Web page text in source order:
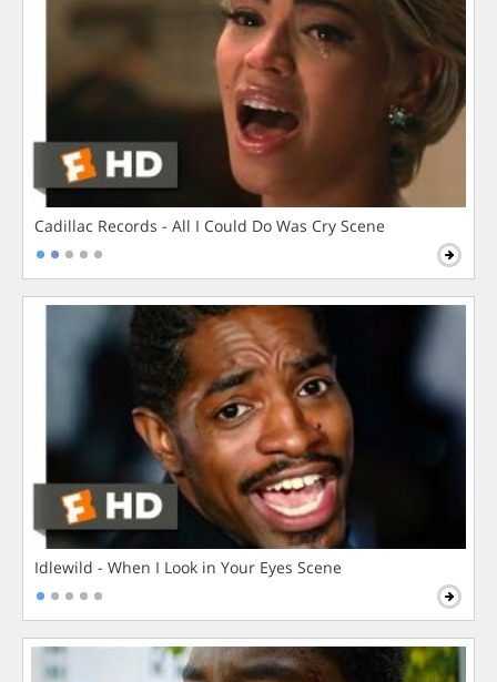
Cadillac Records - All I Could Do Was Cry Scene
Idlewild - When I Look in Your Eyes Scene